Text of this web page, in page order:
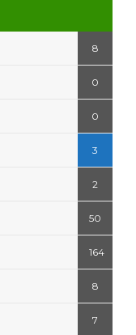
8
0
0
3
2
50
164
8
7